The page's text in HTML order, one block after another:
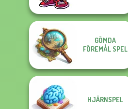
GÖMDA
FÖREMÅL SPEL
HJÄRNSPEL